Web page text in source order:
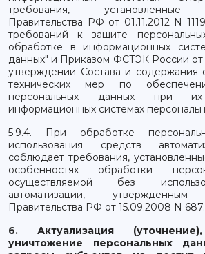
требования, установленные
Правительства РФ от 01.11.2012 N
требований к защите
обработке в информационных
данных" и Приказом ФСТЭК России от
утверждении Состава и содержания
технических мер по
персональных данных при
информационных системах
5.9.4. При обработке
использования средств
соблюдает требования,
особенностях обработки
осуществляемой без
автоматизации, утвержденным
Правительства РФ от 15.09.2008 N 687.
6. Актуализация
уничтожение персональных